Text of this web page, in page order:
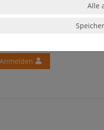
Melden Sie sich an, um eine
Anmelden
Alle